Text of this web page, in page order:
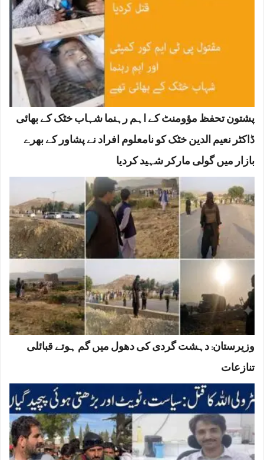
پشتون تحفظ مؤومنٹ کے اہم رہنما شہاب خٹک کے بھائی
ڈاکٹر نعیم الدین خٹک کو نامعلوم افراد نے پشاور کے بھرے
بازار میں گولی مارکر شہید کردیا
وزیرستان: دہشت گردی کی دھول میں گم ہوتے قبائلی
تنازعات